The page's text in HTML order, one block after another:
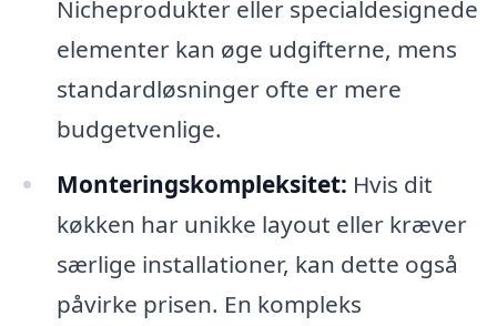
Nicheprodukter eller specialdesignede
elementer kan øge udgifterne, mens
standardløsninger ofte er mere
budgetvenlige.
Monteringskompleksitet: Hvis dit
køkken har unikke layout eller kræver
særlige installationer, kan dette også
påvirke prisen. En kompleks